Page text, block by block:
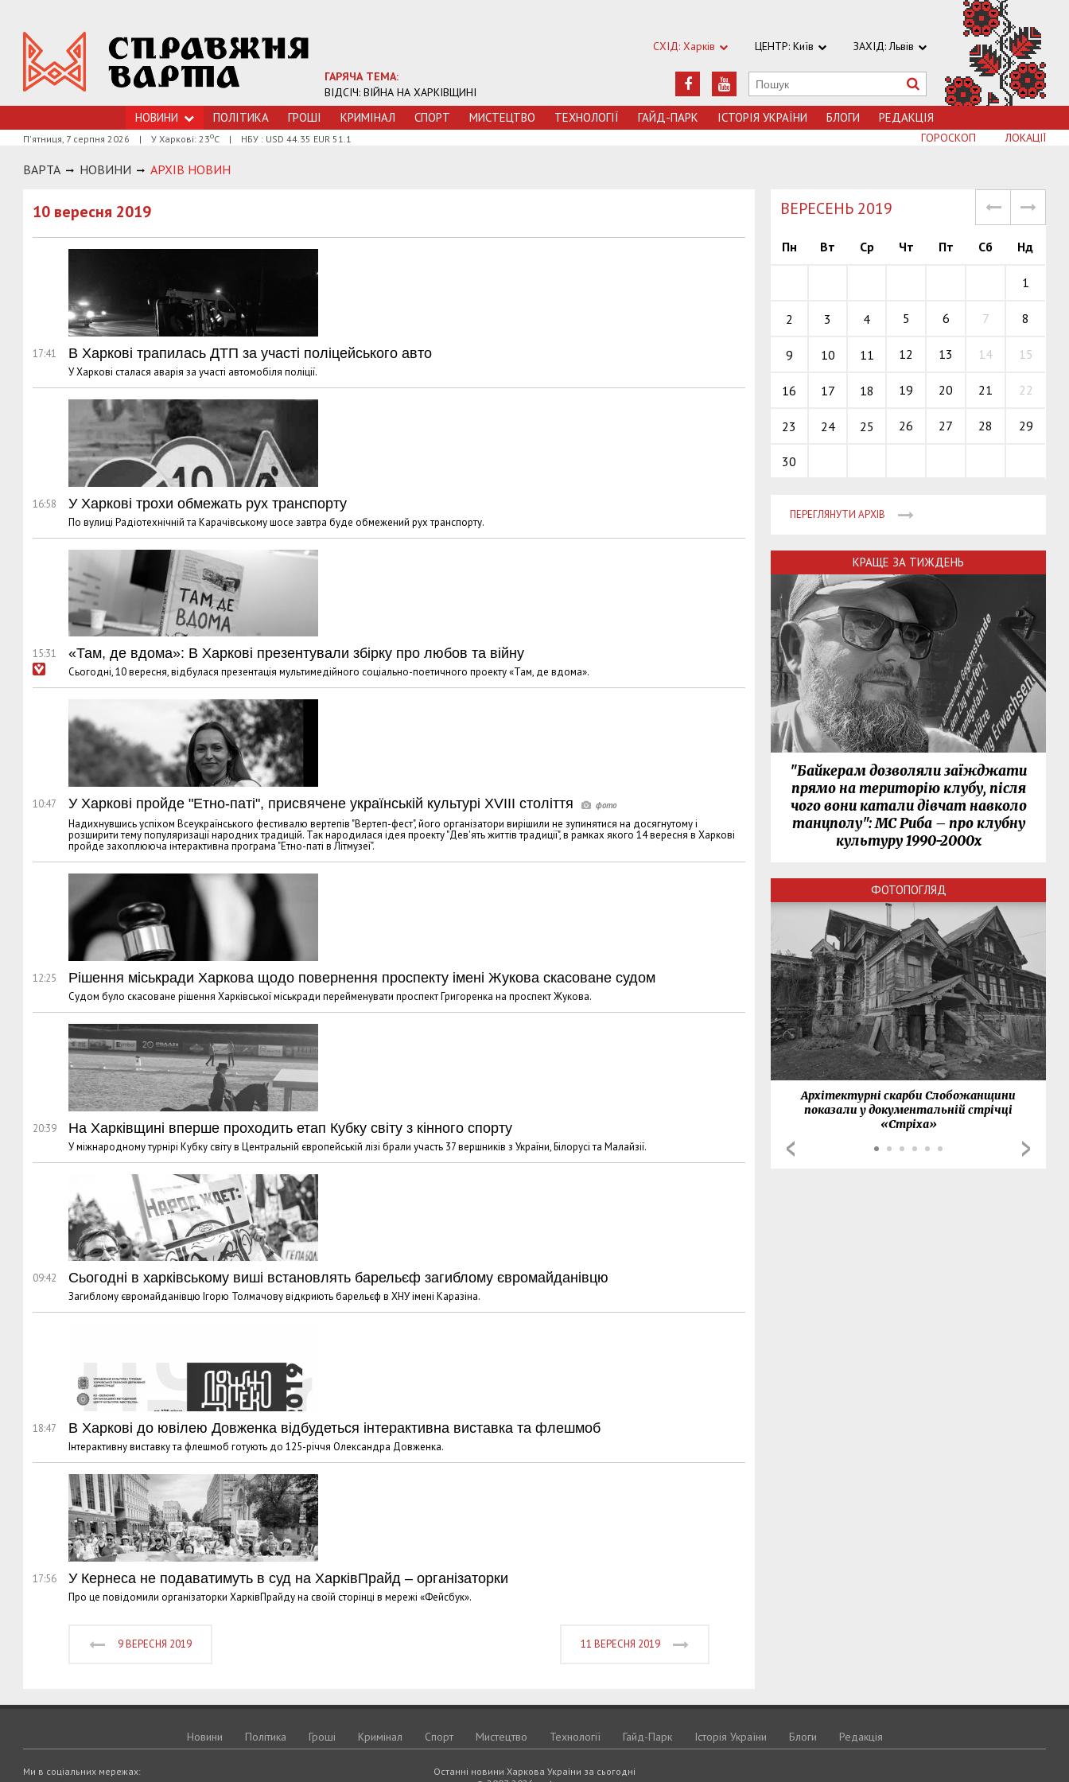
ГАРЯЧА ТЕМА:
ВІДСІЧ: ВІЙНА НА ХАРКІВЩИНІ
СХІД: Харків ЦЕНТР: Київ ЗАХІД: Львів
НОВИНИ ПОЛІТИКА ГРОШI КРИМIНАЛ СПОРТ МИСТЕЦТВО ТЕХНОЛОГIЇ ГАЙД-ПАРК ІСТОРІЯ УКРАЇНИ БЛОГИ РЕДАКЦІЯ
П'ятниця, 7 серпня 2026 | У Харкові: 23оС | НБУ : USD 44.35 EUR 51.1 ЛОКАЦІЇ
ГОРОСКОП
ВАРТА НОВИНИ АРХIВ НОВИН
10 вересня 2019
17:41 В Харкові трапилась ДТП за участі поліцейського авто
У Харкові сталася аварія за участі автомобіля поліції.
16:58 У Харкові трохи обмежать рух транспорту
По вулиці Радіотехнічній та Карачівському шосе завтра буде обмежений рух транспорту.
15:31 «Там, де вдома»: В Харкові презентували збірку про любов та війну
Сьогодні, 10 вересня, відбулася презентація мультимедійного соціально-поетичного проекту «Там, де вдома».
10:47 У Харкові пройде "Етно-паті", присвячене українській культурі XVIII століття
Надихнувшись успіхом Всеукраїнського фестивалю вертепів "Вертеп-фест", його організатори вирішили не зупинятися на досягнутому і
розширити тему популяризації народних традицій. Так народилася ідея проекту "Дев'ять життів традиції", в рамках якого 14 вересня в Харкові
пройде захоплююча інтерактивна програма "Етно-паті в Літмузеї".
12:25 Рішення міськради Харкова щодо повернення проспекту імені Жукова скасоване судом
Судом було скасоване рішення Харківської міськради перейменувати проспект Григоренка на проспект Жукова.
20:39 На Харківщині вперше проходить етап Кубку світу з кінного спорту
У міжнародному турнірі Кубку світу в Центральній європейській лізі брали участь 37 вершників з України, Білорусі та Малайзії.
09:42 Сьогодні в харківському виші встановлять барельєф загиблому євромайданівцю
Загиблому євромайданівцю Ігорю Толмачову відкриють барельєф в ХНУ імені Каразіна.
18:47 В Харкові до ювілею Довженка відбудеться інтерактивна виставка та флешмоб
Інтерактивну виставку та флешмоб готують до 125-річчя Олександра Довженка.
17:56 У Кернеса не подаватимуть в суд на ХарківПрайд – організаторки
Про це повідомили організаторки ХарківПрайду на своїй сторінці в мережі «Фейсбук».
9 ВЕРЕСНЯ 2019 11 ВЕРЕСНЯ 2019
ВЕРЕСЕНЬ 2019
Пн Вт Ср Чт Пт Сб Нд
1
2 3 4 5 6 7 8
9 10 11 12 13 14 15
16 17 18 19 20 21 22
23 24 25 26 27 28 29
30
ПЕРЕГЛЯНУТИ АРХІВ
КРАЩЕ ЗА ТИЖДЕНЬ
"Байкерам дозволяли заїжджати
прямо на територію клубу, після
чого вони катали дівчат навколо
танцполу": МС Риба – про клубну
культуру 1990-2000х
ФОТОПОГЛЯД
Архітектурні скарби Слобожанщини
показали у документальній стрічці
«Стріха»
Новини Політика Грошi Кримiнал Спорт Мистецтво Технологiї Гайд-Парк Історія України Блоги Редакція
Останні новини Харкова України за сьогодні
Ми в соціальних мережах: